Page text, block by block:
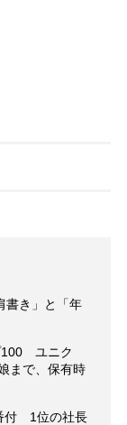
書き」と「年
100 ユニク
まで、保有時
付 1位の社長